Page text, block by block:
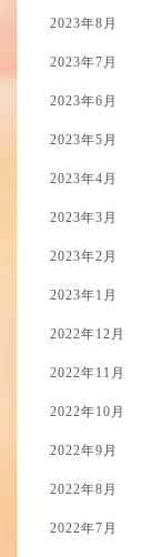
2023年8月
2023年7月
2023年6月
2023年5月
2023年4月
2023年3月
2023年2月
2023年1月
2022年12月
2022年11月
2022年10月
2022年9月
2022年8月
2022年7月